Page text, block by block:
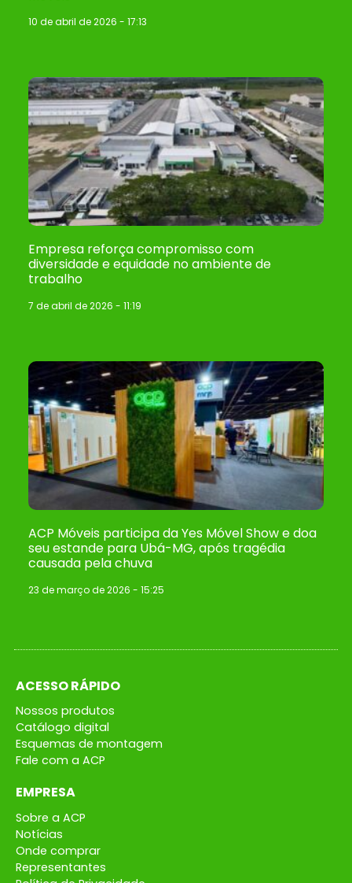
10 de abril de 2026 17:13
Empresa reforça compromisso com
diversidade e equidade no ambiente de
trabalho
7 de abril de 2026 11:19
ACP Móveis participa da Yes Móvel Show e doa
seu estande para Ubá-MG, após tragédia
causada pela chuva
23 de março de 2026 15:25
ACESSO RÁPIDO
Nossos produtos
Catálogo digital
Esquemas de montagem
Fale com a ACP
EMPRESA
Sobre a ACP
Notícias
Onde comprar
Representantes